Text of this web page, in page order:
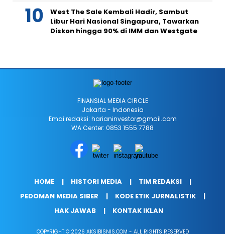
West The Sale Kembali Hadir, Sambut
Libur Hari Nasional Singapura, Tawarkan
Diskon hingga 90% di IMM dan Westgate
FINANSIAL MEÐIA CIRCLE
Jakarta - Indonesia
Emai redaksi: harianinvestor@gmail.com
WA Center: 0853 1555 7788
HOME HISTORI MEDIA
TIM REDAKSI
PEDOMAN MEDIA SIBER
KODE ETIK JURNALISTIK
HAK JAWAB
KONTAK IKLAN
COPYRIGHT © 2026 AKSIBISNIS.COM - ALL RIGHTS RESERVED